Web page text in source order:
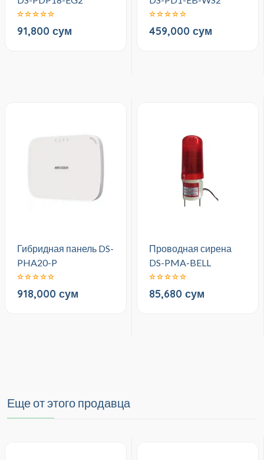
91,800 сум 459,000 сум
Гибридная панель DS-
PHA20-P
918,000 сум
Проводная сирена
DS-PMA-BELL
85,680 сум
Еще от этого продавца